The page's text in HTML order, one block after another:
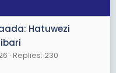
Hatuwezi
Replies: 230